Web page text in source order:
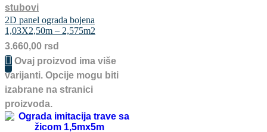
stubovi
2D panel ograda bojena
1,03X2,50m – 2,575m2
3.660,00 rsd
Ovaj proizvod ima više
varijanti. Opcije mogu biti
izabrane na stranici
proizvoda.